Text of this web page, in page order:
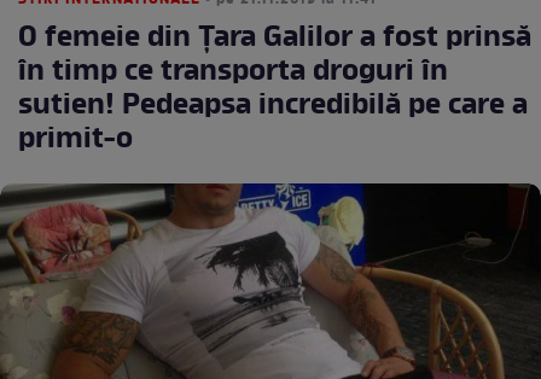
O femeie din Ţara Galilor a fost prinsă
în timp ce transporta droguri în
sutien! Pedeapsa incredibilă pe care a
primit-o